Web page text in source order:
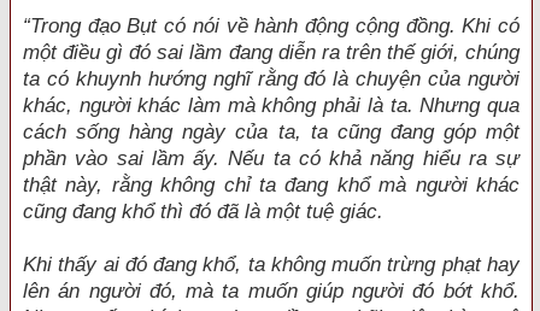
“Trong đạo Bụt có nói về hành động cộng đồng. Khi có
một điều gì đó sai lầm đang diễn ra trên thế giới, chúng
ta có khuynh hướng nghĩ rằng đó là chuyện của người
khác, người khác làm mà không phải là ta. Nhưng qua
cách sống hàng ngày của ta, ta cũng đang góp một
phần vào sai lầm ấy. Nếu ta có khả năng hiểu ra sự
thật này, rằng không chỉ ta đang khổ mà người khác
cũng đang khổ thì đó đã là một tuệ giác.
Khi thấy ai đó đang khổ, ta không muốn trừng phạt hay
lên án người đó, mà ta muốn giúp người đó bớt khổ.